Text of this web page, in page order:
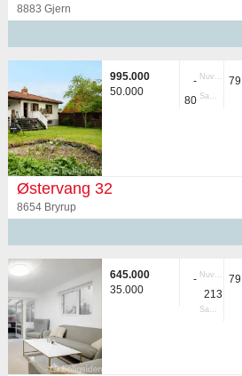
8883 Gjern
995.000
50.000
- Nuvær.
80 Samlet
79
Østervang 32
8654 Bryrup
645.000
35.000
- Nuvær.
213
Samlet
79